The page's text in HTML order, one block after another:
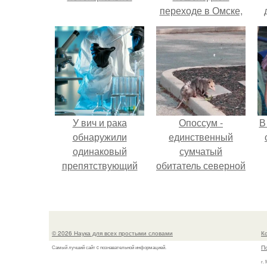
переходе в Омске,
пострадали 8
человек.
У вич и рака
обнаружили
одинаковый
препятствующий
Опоссум -
единственный
сумчатый
обитатель северной
© 2026 Наука для всех простыми словами
Самый лучший сайт c познавательной информацией.
г.